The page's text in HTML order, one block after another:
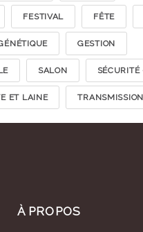
FESTIVAL FÊTE
GESTION
SALON
ET LAINE TRANSMISSION
À PROPOS